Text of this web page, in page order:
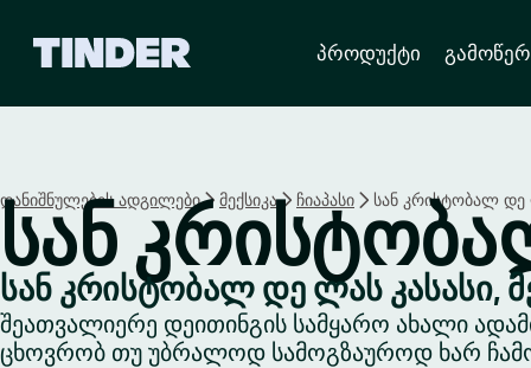
H
o
m
e
პროდუქტი
დანიშნულების ადგილები მექსიკა ჩიაპასი სან კრისტობალ დე
სან
სან კრისტობალ დე ლას კასასი,
შეათვალიერე დეითინგის სამყარო ახალი
ცხოვრობ თუ უბრალოდ სამოგზაუროდ ხარ